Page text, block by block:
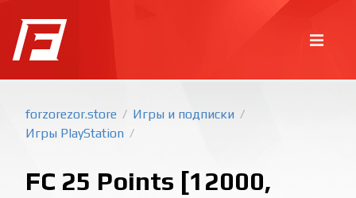
forzorezor.store / Игры и подписки /
Игры PlayStation /
FC 25 Points [12000,